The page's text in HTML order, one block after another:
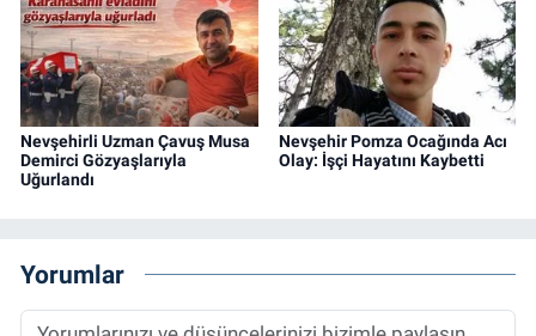
Nevşehirli Uzman Çavuş Musa
Demirci Gözyaşlarıyla
Uğurlandı
Nevşehir Pomza Ocağında Acı
Olay: İşçi Hayatını Kaybetti
Yorumlar